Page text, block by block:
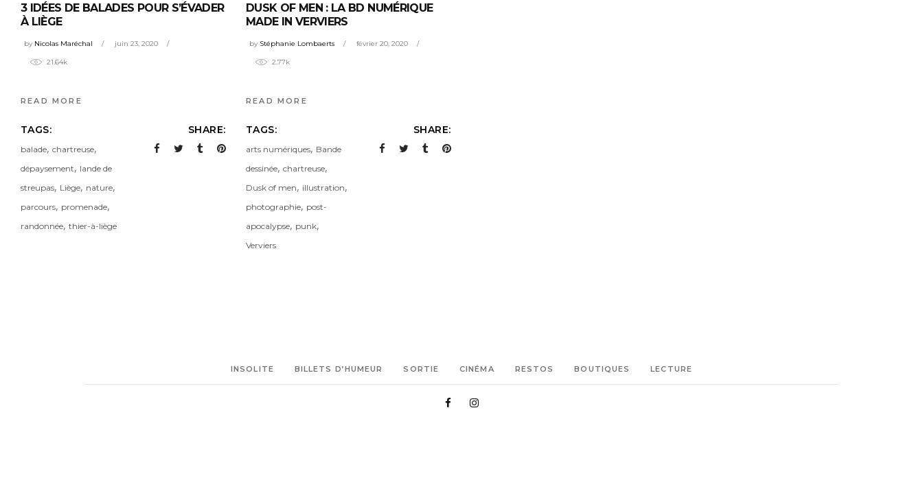
3 IDÉES DE BALADES POUR S’ÉVADER
À LIÈGE
by Nicolas Maréchal juin 23, 2020
21.64k
READ MORE
TAGS:
balade, chartreuse,
dépaysement, lande de
streupas, Liège, nature,
parcours, promenade,
randonnée, thier-à-liège
SHARE:
DUSK OF MEN : LA BD NUMÉRIQUE
MADE IN VERVIERS
by Stéphanie Lombaerts février 20, 2020
2.77k
READ MORE
TAGS:
arts numériques, Bande
dessinée, chartreuse,
Dusk of men, illustration,
photographie, post-
apocalypse, punk,
Verviers
SHARE:
INSOLITE BILLETS D’HUMEUR SORTIE CINÉMA RESTOS BOUTIQUES LECTURE